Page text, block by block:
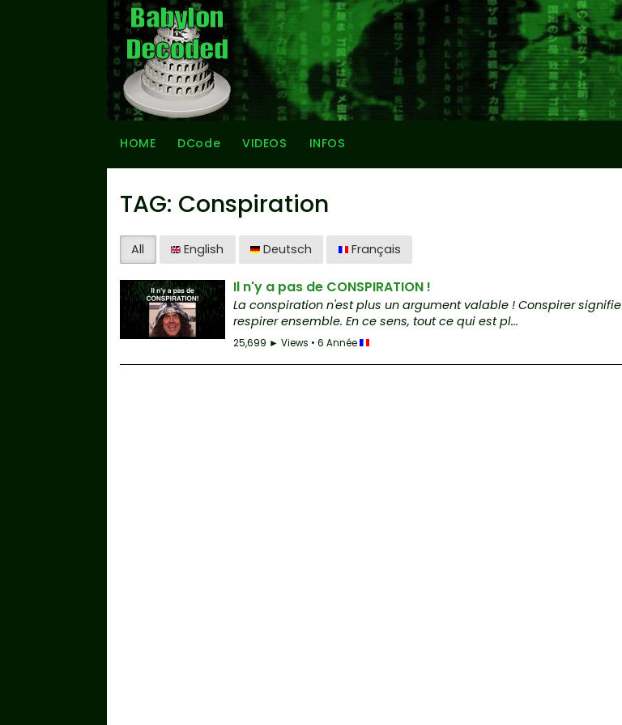
HOME DCode VIDEOS INFOS
TAG: Conspiration
All English Deutsch Français
Il n'y a pas de CONSPIRATION !
La conspiration n'est plus un argument valable ! Conspirer signifie
respirer ensemble. En ce sens, tout ce qui est pl...
25,699 ► Views • 6 Année